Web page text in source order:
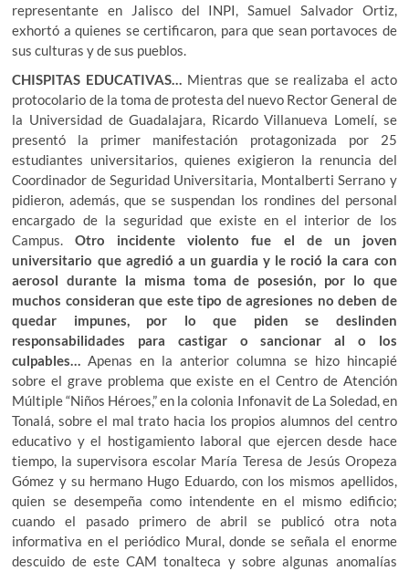
representante en Jalisco del INPI, Samuel Salvador Ortiz,
exhortó a quienes se certificaron, para que sean portavoces de
sus culturas y de sus pueblos.
CHISPITAS EDUCATIVAS… Mientras que se realizaba el acto
protocolario de la toma de protesta del nuevo Rector General de
la Universidad de Guadalajara, Ricardo Villanueva Lomelí, se
presentó la primer manifestación protagonizada por 25
estudiantes universitarios, quienes exigieron la renuncia del
Coordinador de Seguridad Universitaria, Montalberti Serrano y
pidieron, además, que se suspendan los rondines del personal
encargado de la seguridad que existe en el interior de los
Campus.Otro incidente violento fue el de un joven
universitario que agredió a un guardia y le roció la cara con
aerosol durante la misma toma de posesión, por lo que
muchos consideran que este tipo de agresiones no deben de
quedar impunes, por lo que piden se deslinden
responsabilidades para castigar o sancionar al o los
culpables… Apenas en la anterior columna se hizo hincapié
sobre el grave problema que existe en el Centro de Atención
Múltiple “Niños Héroes,” en la colonia Infonavit de La Soledad, en
Tonalá, sobre el mal trato hacia los propios alumnos del centro
educativo y el hostigamiento laboral que ejercen desde hace
tiempo, la supervisora escolar María Teresa de Jesús Oropeza
Gómez y su hermano Hugo Eduardo, con los mismos apellidos,
quien se desempeña como intendente en el mismo edificio;
cuando el pasado primero de abril se publicó otra nota
informativa en el periódico Mural, donde se señala el enorme
descuido de este CAM tonalteca y sobre algunas anomalías